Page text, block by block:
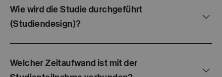
Wie wird die Studie durchgeführt
(Studiendesign)?
Welcher Zeitaufwand ist mit der